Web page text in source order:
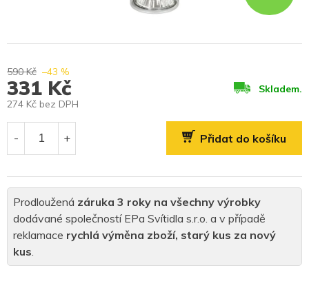
Prodloužená záruka 3 roky na všechny výrobky
dodávané společností EPa Svítidla s.r.o. a v případě
reklamace rychlá výměna zboží, starý kus za nový
kus.
590 Kč –43 %
331 Kč
274 Kč bez DPH
Skladem.
Přidat do košíku